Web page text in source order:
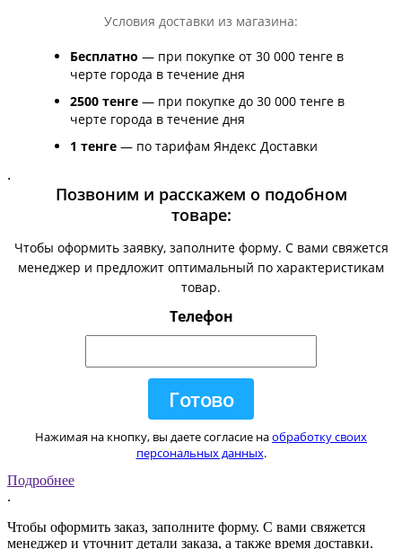
Условия доставки из магазина:
Бесплатно — при покупке от 30 000 тенге в
черте города в течение дня
2500 тенге — при покупке до 30 000 тенге в
черте города в течение дня
1 тенге — по тарифам Яндекс Доставки
.
Позвоним и расскажем о подобном
товаре:
Чтобы оформить заявку, заполните форму. С вами свяжется
менеджер и предложит оптимальный по характеристикам
товар.
Телефон
Нажимая на кнопку, вы даете согласие наобработку своих
персональных данных.
Подробнее
.
Чтобы оформить заказ, заполните форму. С вами свяжется
менеджер и уточнит детали заказа, а также время доставки.